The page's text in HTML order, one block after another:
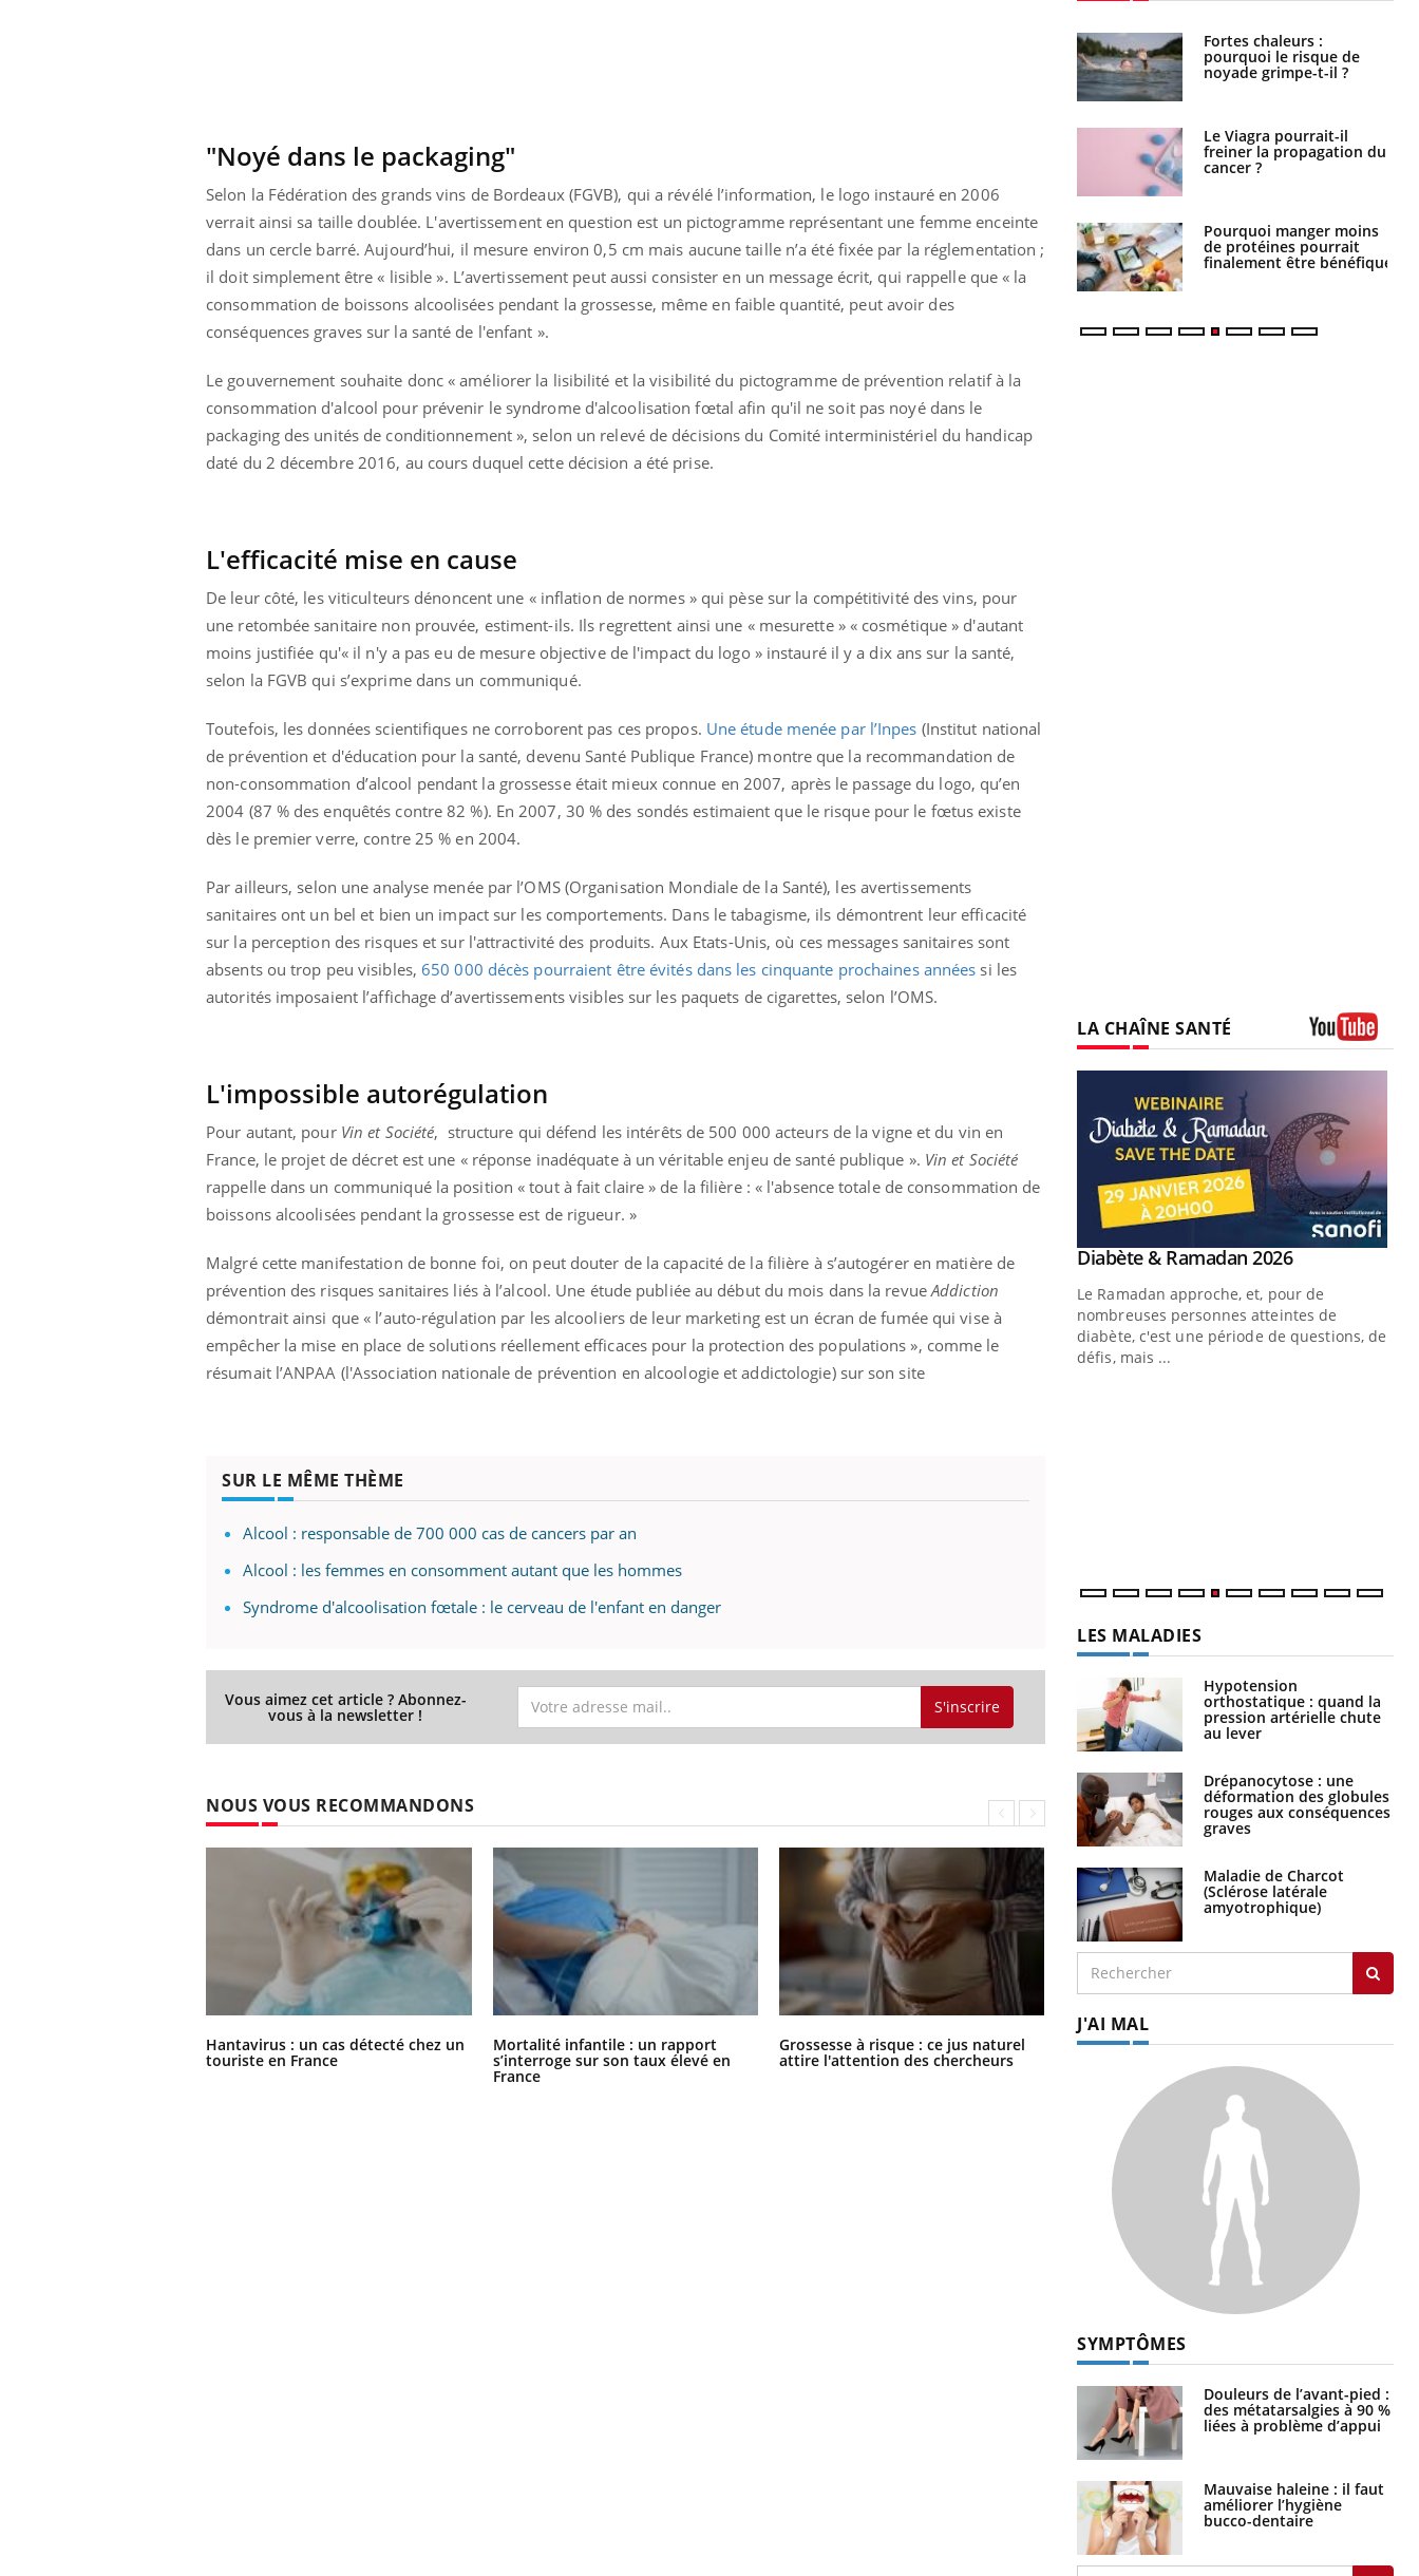
"Noyé dans le packaging"
Selon la Fédération des grands vins de Bordeaux (FGVB), qui a révélé l’information, le logo instauré en 2006
verrait ainsi sa taille doublée. L'avertissement en question est un pictogramme représentant une femme enceinte
dans un cercle barré. Aujourd’hui, il mesure environ 0,5 cm mais aucune taille n’a été fixée par la réglementation ;
il doit simplement être « lisible ». L’avertissement peut aussi consister en un message écrit, qui rappelle que « la
consommation de boissons alcoolisées pendant la grossesse, même en faible quantité, peut avoir des
conséquences graves sur la santé de l'enfant ».
Le gouvernement souhaite donc « améliorer la lisibilité et la visibilité du pictogramme de prévention relatif à la
consommation d'alcool pour prévenir le syndrome d'alcoolisation fœtal afin qu'il ne soit pas noyé dans le
packaging des unités de conditionnement », selon un relevé de décisions du Comité interministériel du handicap
daté du 2 décembre 2016, au cours duquel cette décision a été prise.
L'efficacité mise en cause
De leur côté, les viticulteurs dénoncent une « inflation de normes » qui pèse sur la compétitivité des vins, pour
une retombée sanitaire non prouvée, estiment-ils. Ils regrettent ainsi une « mesurette » « cosmétique » d'autant
moins justifiée qu'« il n'y a pas eu de mesure objective de l'impact du logo » instauré il y a dix ans sur la santé,
selon la FGVB qui s’exprime dans un communiqué.
Toutefois, les données scientifiques ne corroborent pas ces propos. Une étude menée par l’Inpes (Institut national
de prévention et d'éducation pour la santé, devenu Santé Publique France) montre que la recommandation de
non-consommation d’alcool pendant la grossesse était mieux connue en 2007, après le passage du logo, qu’en
2004 (87 % des enquêtés contre 82 %). En 2007, 30 % des sondés estimaient que le risque pour le fœtus existe
dès le premier verre, contre 25 % en 2004.
Par ailleurs, selon une analyse menée par l’OMS (Organisation Mondiale de la Santé), les avertissements
sanitaires ont un bel et bien un impact sur les comportements. Dans le tabagisme, ils démontrent leur efficacité
sur la perception des risques et sur l'attractivité des produits. Aux Etats-Unis, où ces messages sanitaires sont
absents ou trop peu visibles, 650 000 décès pourraient être évités dans les cinquante prochaines années si les
autorités imposaient l’affichage d’avertissements visibles sur les paquets de cigarettes, selon l’OMS.
L'impossible autorégulation
Pour autant, pour Vin et Société, structure qui défend les intérêts de 500 000 acteurs de la vigne et du vin en
France, le projet de décret est une « réponse inadéquate à un véritable enjeu de santé publique ». Vin et Société
rappelle dans un communiqué la position « tout à fait claire » de la filière : « l'absence totale de consommation de
boissons alcoolisées pendant la grossesse est de rigueur. »
Malgré cette manifestation de bonne foi, on peut douter de la capacité de la filière à s’autogérer en matière de
prévention des risques sanitaires liés à l’alcool. Une étude publiée au début du mois dans la revue Addiction
démontrait ainsi que « l’auto-régulation par les alcooliers de leur marketing est un écran de fumée qui vise à
empêcher la mise en place de solutions réellement efficaces pour la protection des populations », comme le
résumait l’ANPAA (l'Association nationale de prévention en alcoologie et addictologie) sur son site
SUR LE MÊME THÈME
Alcool : responsable de 700 000 cas de cancers par an
Alcool : les femmes en consomment autant que les hommes
Syndrome d'alcoolisation fœtale : le cerveau de l'enfant en danger
Vous aimez cet article ? Abonnez-
vous à la newsletter ! S'inscrire
NOUS VOUS RECOMMANDONS
Hantavirus : un cas détecté chez un
touriste en France
Mortalité infantile : un rapport
s’interroge sur son taux élevé en
France
Grossesse à risque : ce jus naturel
attire l'attention des chercheurs
Comment oublier les écrans en
comment le travail
empiète de plus en plus
Cancer colorectal : une
stratégie simple aurait
changé la donne au Pays
basque
Cytomégalovirus : ce qui
change dans la prise en
charge des femmes
enceintes
Pourquoi votre ventre
gâche-t-il les premiers
jours de vos vacances ?
Fortes chaleurs :
pourquoi le risque de
noyade grimpe-t-il ?
Le Viagra pourrait-il
freiner la propagation du
cancer ?
Pourquoi manger moins
de protéines pourrait
finalement être bénéfique
LA CHAÎNE SANTÉ
Carence en fer : comprendre pour
Youtube
Fatigue, irritabilité, brouillard mental ou
même alopécie… Les symptômes de la
carence en fer sont multiples ce qui la rend
Youtube
Insuline & Charge mentale : et si on
osait en parler??Youtube
En 2026, l'insuline dans le diabète de type 2
reste entourée d'idées reçues chez les
patients comme parfois chez les soignants.
Youtube
Eczéma Chronique des Mains : se
préparer pour l’été !Youtube
L'été arrive… et avec lui, un tout nouveau
rythme de vie ! Vacances, plage, piscine,
soleil, activités en plein air… Nos mains
sont ...
Youtube
Diabète & Ramadan 2026Youtube
Le Ramadan approche, et, pour de
nombreuses personnes atteintes de
diabète, c'est une période de questions, de
défis, mais ...
LES MALADIES
Hypotension
orthostatique : quand la
pression artérielle chute
au lever
Drépanocytose : une
déformation des globules
rouges aux conséquences
graves
Maladie de Charcot
(Sclérose latérale
amyotrophique)
J'AI MAL
SYMPTÔMES
Douleurs de l’avant-pied :
des métatarsalgies à 90 %
liées à problème d’appui
Mauvaise haleine : il faut
améliorer l’hygiène
bucco-dentaire